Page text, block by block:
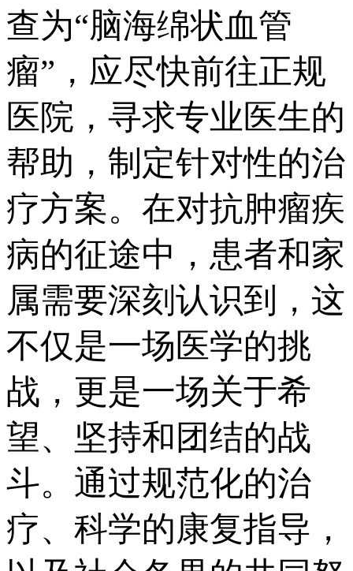
查为“脑海绵状血管
瘤”，应尽快前往正规
医院，寻求专业医生的
帮助，制定针对性的治
疗方案。在对抗肿瘤疾
病的征途中，患者和家
属需要深刻认识到，这
不仅是一场医学的挑
战，更是一场关于希
望、坚持和团结的战
斗。通过规范化的治
疗、科学的康复指导，